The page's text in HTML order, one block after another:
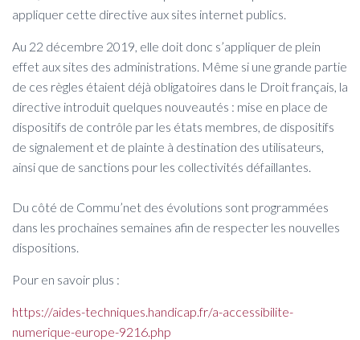
appliquer cette directive aux sites internet publics.
Au 22 décembre 2019, elle doit donc s’appliquer de plein
effet aux sites des administrations. Même si une grande partie
de ces règles étaient déjà obligatoires dans le Droit français, la
directive introduit quelques nouveautés : mise en place de
dispositifs de contrôle par les états membres, de dispositifs
de signalement et de plainte à destination des utilisateurs,
ainsi que de sanctions pour les collectivités défaillantes.
Du côté de Commu’net des évolutions sont programmées
dans les prochaines semaines afin de respecter les nouvelles
dispositions.
Pour en savoir plus :
https://aides-techniques.handicap.fr/a-accessibilite-
numerique-europe-9216.php